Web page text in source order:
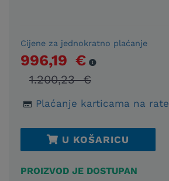
Cijene za jednokratno plaćanje
996,19 €
1.200,23 €
Plaćanje karticama na rate
U KOŠARICU
PROIZVOD JE DOSTUPAN